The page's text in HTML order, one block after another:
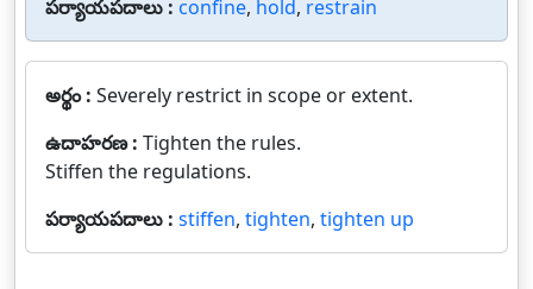
పర్యాయపదాలు : confine, hold, restrain
అర్థం : Severely restrict in scope or extent.
ఉదాహరణ : Tighten the rules.
Stiffen the regulations.
పర్యాయపదాలు : stiffen, tighten, tighten up